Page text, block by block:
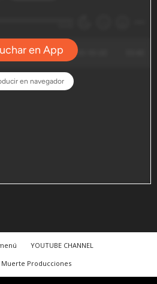
YOUTUBE CHANNEL
Muerte Producciones